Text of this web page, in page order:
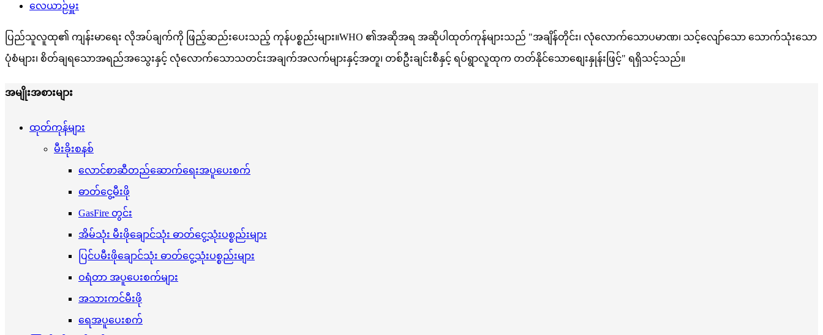
လေယာဉ်မှူး
ပြည်သူလူထု၏ ကျန်းမာရေး လိုအပ်ချက်ကို ဖြည့်ဆည်းပေးသည့် ကုန်ပစ္စည်းများ။WHO ၏အဆိုအရ အဆိုပါထုတ်ကုန်များသည် "အချိန်တိုင်း၊ လုံလောက်သောပမာဏ၊ သင့်လျော်သော သောက်သုံးသော
ပုံစံများ၊ စိတ်ချရသောအရည်အသွေးနှင့် လုံလောက်သောသတင်းအချက်အလက်များနှင့်အတူ၊ တစ်ဦးချင်းစီနှင့် ရပ်ရွာလူထုက တတ်နိုင်သောစျေးနှုန်းဖြင့်" ရရှိသင့်သည်။
အမျိုးအစားများ
ထုတ်ကုန်များ
မီးခိုးစနစ်
လောင်စာဆီတည်ဆောက်ရေးအပူပေးစက်
ဓာတ်ငွေ့မီးဖို
GasFire တွင်း
အိမ်သုံး မီးဖိုချောင်သုံး ဓာတ်ငွေ့သုံးပစ္စည်းများ
ပြင်ပမီးဖိုချောင်သုံး ဓာတ်ငွေ့သုံးပစ္စည်းများ
ဝရံတာ အပူပေးစက်များ
အသားကင်မီးဖို
ရေအပူပေးစက်